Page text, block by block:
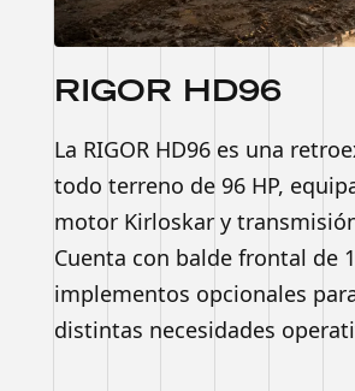
RIGOR HD96
La RIGOR HD96 es una
todo terreno de 96 HP,
motor Kirloskar y
Cuenta con balde frontal de
implementos opcionales
distintas necesidades